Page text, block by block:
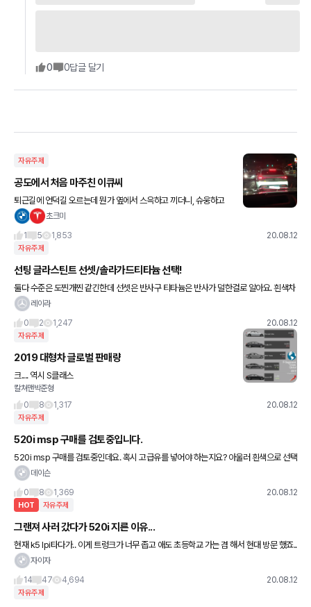
0 0답글 달기
자유주제
공도에서 처음 마주친 이큐씨
퇴근길에 언덕길 오르는데 뭔가 옆에서 스윽하고 끼더니, 슈웅하고
부드럽게 언덕을 올라가는데, 그 움직임이 마치 생크림위에서 미끄럼
초크미
1
5 1,853 20.08.12
자유주제
선팅 글라스틴트 선셋/솔라가드티타늄 선택!
둘다 수준은 도찐개찐 같긴한데 선셋은 반사구 티타늄은 반사가 덜한걸로 알아요. 흰색차
에 뭐가 이쁠까요? 요즘 나름 젊은이들은 다 반사필름한다는데 ㅠㅠ 프라이버시 유지된
레이라
0
2 1,247 20.08.12
자유주제
2019 대형차 글로벌 판매량
크.... 역시 S클래스
칼쳐맨박준형
0
8 1,317 20.08.12
자유주제
520i msp 구매를 검토중입니다.
520i msp 구매를 검토중인데요. 혹시 고급유를 넣어야 하는지요? 아울러 흰색으로 선택
하려고 하는데 흰색일 경우 할인가 정보 아시면 공유 부탁드릴게요.
데이슨
0
8 1,369 20.08.12
HOT 자유주제
그랜져 사러 갔다가 520i 지른 이유...
현재 k5 lpi타다가.. 이게 트렁크가 너무 좁고 애도 초등학교 가는 겸 해서 현대 방문 했죠..
그랜다이져 하브 캘리 + 빌트인캠 뺀 나머지 옵션 다 넣고 견적 내니.. 취등록세 포함 498
자이자
14
47 4,694 20.08.12
자유주제